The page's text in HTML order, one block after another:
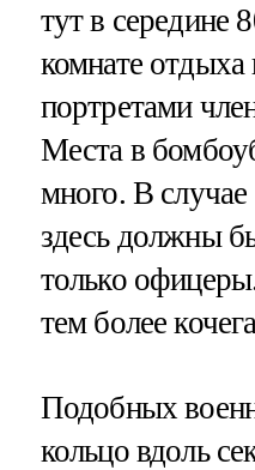
тут в середине
комнате отдыха
портретами
Места в
много. В случае
здесь должны
только
тем более
Подобных
кольцо вдоль